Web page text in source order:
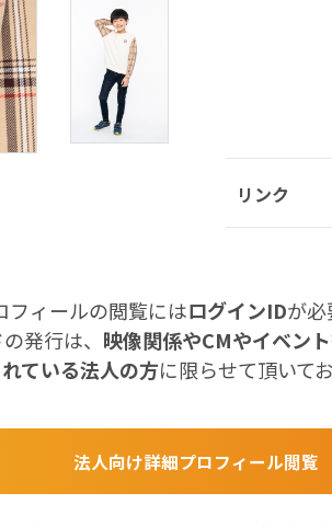
リンク
フィールの閲覧にはログインIDが必
発行は、 映像関係やCMやイベン
ている法人の方に限らせて頂いてお
法人向け詳細プロフィール閲覧